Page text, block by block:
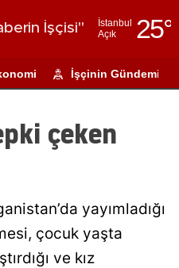
İşçisi"
İstanbul
Açık
25°
Adıyaman
Ağrı
Ankara
Antalya
İşçinin Gündemi
çeken
yayımladığı
çocuk yaşta
ve kız